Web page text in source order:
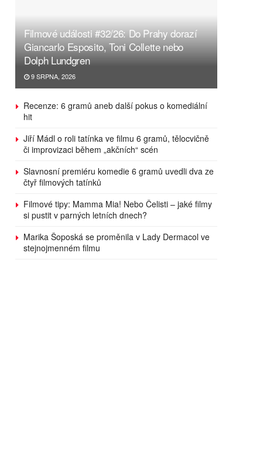
Filmové události #32/26: Do Prahy dorazí
Giancarlo Esposito, Toni Collette nebo
Dolph Lundgren
9 SRPNA, 2026
Recenze: 6 gramů aneb další pokus o komediální
hit
Jiří Mádl o roli tatínka ve filmu 6 gramů, tělocvičně
či improvizaci během „akčních“ scén
Slavnosní premiéru komedie 6 gramů uvedli dva ze
čtyř filmových tatínků
Filmové tipy: Mamma Mia! Nebo Čelisti – jaké filmy
si pustit v parných letních dnech?
Marika Šoposká se proměnila v Lady Dermacol ve
stejnojmenném filmu